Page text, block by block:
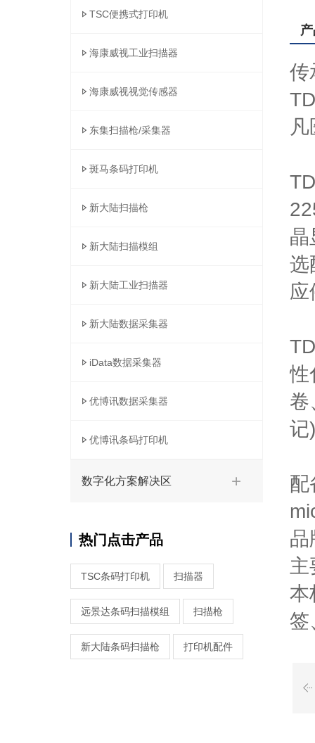
TSC便携式打印机
海康威视工业扫描器
海康威视视觉传感器
东集扫描枪/采集器
斑马条码打印机
新大陆扫描枪
新大陆扫描模组
新大陆工业扫描器
新大陆数据采集器
iData数据采集器
优博讯数据采集器
优博讯条码打印机
数字化方案解决区
热门点击产品
TSC条码打印机 扫描器
远景达条码扫描模组 扫描枪
新大陆条码扫描枪 打印机配件
传
晶
选
应
性
卷
记
配
品
主
本
签